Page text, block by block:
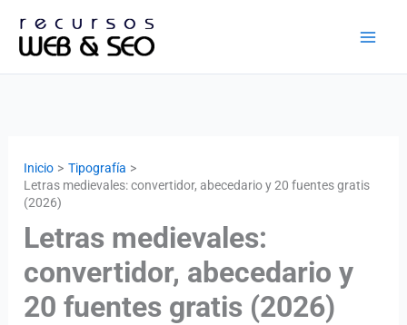
Inicio
Tipografía
Letras medievales: convertidor, abecedario y 20 fuentes gratis
(2026)
Letras medievales:
convertidor, abecedario y
20 fuentes gratis (2026)